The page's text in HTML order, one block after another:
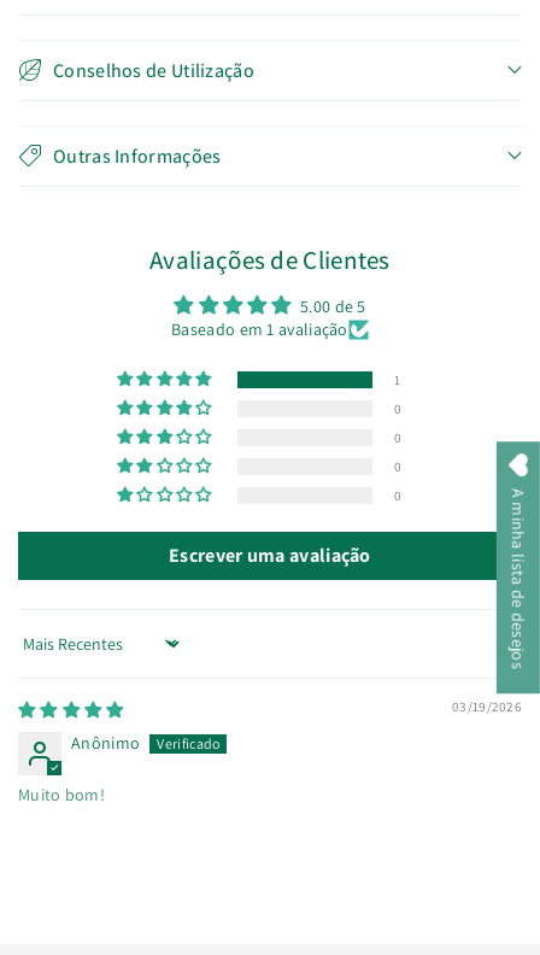
Conselhos de Utilização
Outras Informações
Avaliações de Clientes
5.00 de 5
Baseado em 1 avaliação
1
0
0
0
0
Escrever uma avaliação
Sort by
03/19/2026
Anônimo
Muito bom!
A minha lista de desejos